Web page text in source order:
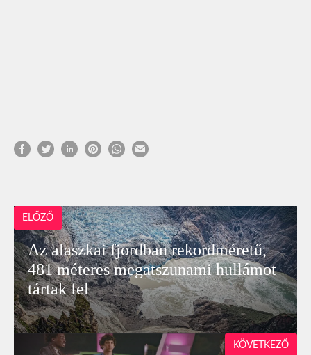
ELŐZŐ
Az alaszkai fjordban rekordméretű,
481 méteres megatszunami hullámot
tártak fel
KÖVETKEZŐ